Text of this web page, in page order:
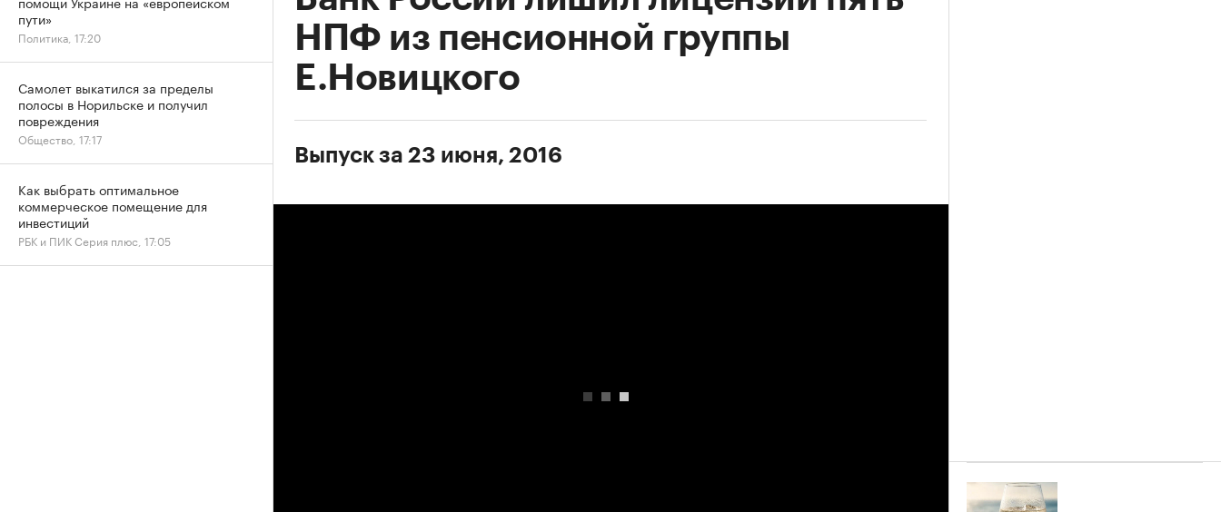
НПФ из пенсионной группы
Е.Новицкого
Выпуск за 23 июня, 2016
пути»
Политика, 17:20
Самолет выкатился за пределы
полосы в Норильске и получил
повреждения
Общество, 17:17
Как выбрать оптимальное
коммерческое помещение для
инвестиций
РБК и ПИК Серия плюс, 17:05